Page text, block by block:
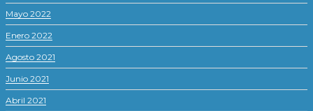
Mayo 2022
Enero 2022
Agosto 2021
Junio 2021
Abril 2021